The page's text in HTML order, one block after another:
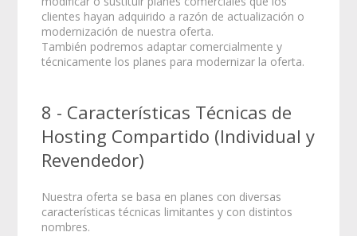
clientes hayan adquirido a razón de actualización o
modernización de nuestra oferta.
También podremos adaptar comercialmente y
técnicamente los planes para modernizar la oferta.
8 - Características Técnicas de
Hosting Compartido (Individual y
Revendedor)
Nuestra oferta se basa en planes con diversas
características técnicas limitantes y con distintos
nombres.